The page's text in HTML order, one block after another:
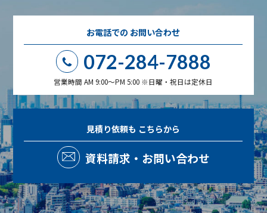
お電話での お問い合わせ
072-284-7888
営業時間 AM 9:00～PM 5:00 ※日曜・祝日は定休日
見積り依頼も こちらから
資料請求・お問い合わせ